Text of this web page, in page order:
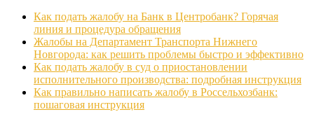
Как подать жалобу на Банк в Центробанк? Горячая
линия и процедура обращения
Жалобы на Департамент Транспорта Нижнего
Новгорода: как решить проблемы быстро и эффективно
Как подать жалобу в суд о приостановлении
исполнительного производства: подробная инструкция
Как правильно написать жалобу в Россельхозбанк:
пошаговая инструкция